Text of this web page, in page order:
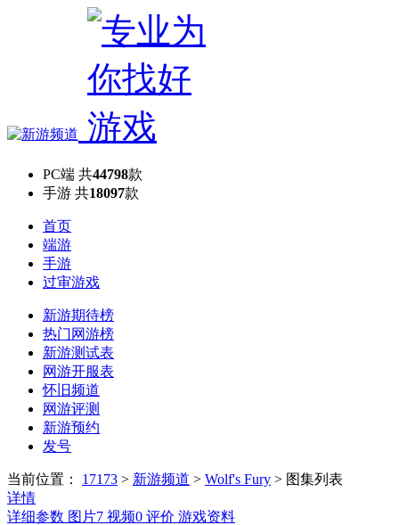
PC端 共44798款
手游 共18097款
首页
端游
手游
过审游戏
新游期待榜
热门网游榜
新游测试表
网游开服表
怀旧频道
网游评测
新游预约
发号
当前位置： 17173 > 新游频道 > Wolf's Fury > 图集列表
详情
详细参数 图片7 视频0 评价 游戏资料